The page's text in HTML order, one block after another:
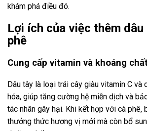
khám phá điều đó.
Lợi ích của việc thêm
phê
Cung cấp vitamin và khoáng
Dâu tây là loại trái cây giàu vitamin C và
hóa, giúp tăng cường hệ miễn dịch và
tác nhân gây hại. Khi kết hợp với cà phê,
thưởng thức hương vị mới mà còn bổ